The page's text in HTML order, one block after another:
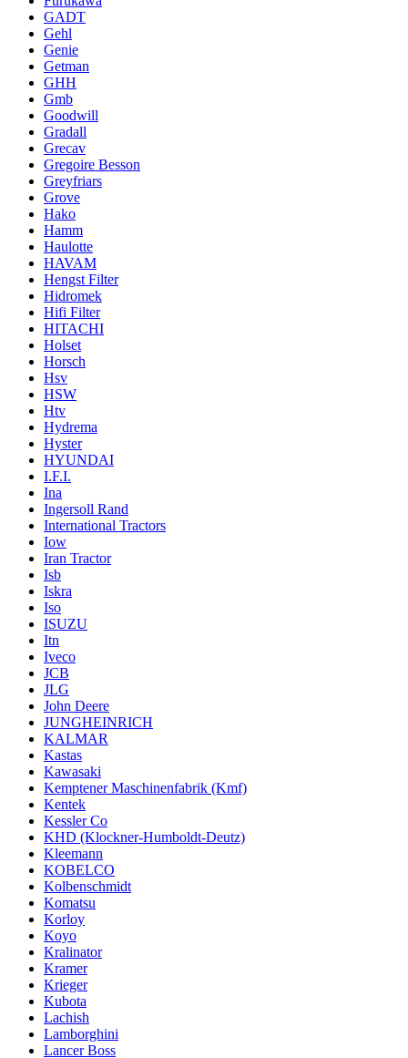
GADT
Gehl
Genie
Getman
GHH
Gmb
Goodwill
Gradall
Grecav
Gregoire Besson
Greyfriars
Grove
Hako
Hamm
Haulotte
HAVAM
Hengst Filter
Hidromek
Hifi Filter
HITACHI
Holset
Horsch
Hsv
HSW
Htv
Hydrema
Hyster
HYUNDAI
I.F.I.
Ina
Ingersoll Rand
International Tractors
Iow
Iran Tractor
Isb
Iskra
Iso
ISUZU
Itn
Iveco
JCB
JLG
John Deere
JUNGHEINRICH
KALMAR
Kastas
Kawasaki
Kemptener Maschinenfabrik (Kmf)
Kentek
Kessler Co
KHD (Klockner-Humboldt-Deutz)
Kleemann
KOBELCO
Kolbenschmidt
Komatsu
Korloy
Koyo
Kralinator
Kramer
Krieger
Kubota
Lachish
Lamborghini
Lancer Boss